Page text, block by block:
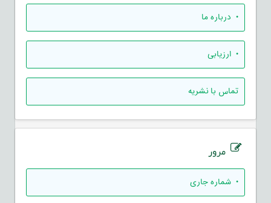
• درباره ما
• ارزيابی
تماس با نشریه
مرور
• شماره جاری